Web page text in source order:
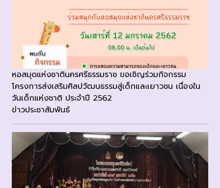
หอสมุดแห่งชาตินครศรีธรรมราช ขอเชิญร่วมกิจกรรม
โครงการส่งเสริมศิลปวัฒนธรรมสู่เด็กและเยาวชน เนื่องใน
วันเด็กแห่งชาติ ประจำปี 2562
ข่าวประชาสัมพันธ์